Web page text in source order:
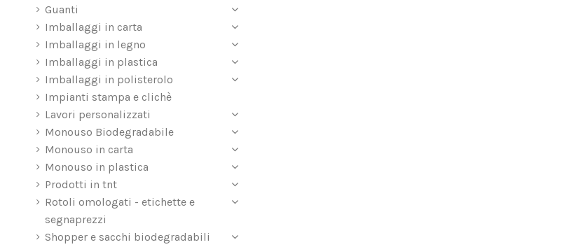
Guanti
Imballaggi in carta
Imballaggi in legno
Imballaggi in plastica
Imballaggi in polisterolo
Impianti stampa e clichè
Lavori personalizzati
Monouso Biodegradabile
Monouso in carta
Monouso in plastica
Prodotti in tnt
Rotoli omologati - etichette e
segnaprezzi
Shopper e sacchi biodegradabili